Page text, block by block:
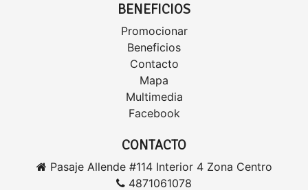
BENEFICIOS
Promocionar
Beneficios
Contacto
Mapa
Multimedia
Facebook
CONTACTO
Pasaje Allende #114 Interior 4 Zona Centro
4871061078